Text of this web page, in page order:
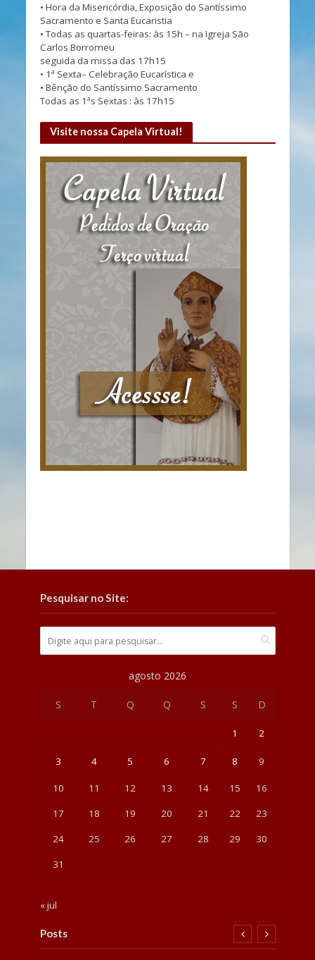
• Hora da Misericórdia, Exposição do Santíssimo
Sacramento e Santa Eucaristia
• Todas as quartas-feiras: às 15h – na Igreja São
Carlos Borromeu
seguida da missa das 17h15
• 1ª Sexta– Celebração Eucarística e
• Bênção do Santíssimo Sacramento
Todas as 1ªs Sextas : às 17h15
Visite nossa Capela Virtual!
Pesquisar no Site:
agosto 2026
S T Q Q S S D
1 2
3 4 5 6 7 8 9
10 11 12 13 14 15
16
17
18 19 20 21 22
23
24
25 26 27 28 29
30
31
« jul
Posts